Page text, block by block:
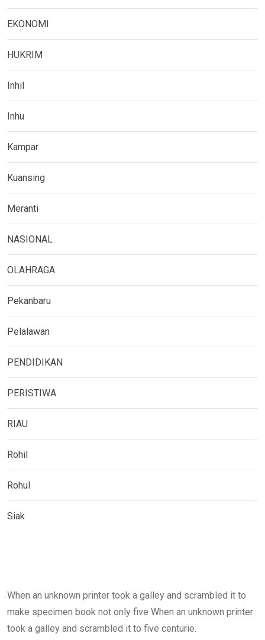
EKONOMI
HUKRIM
Inhil
Inhu
Kampar
Kuansing
Meranti
NASIONAL
OLAHRAGA
Pekanbaru
Pelalawan
PENDIDIKAN
PERISTIWA
RIAU
Rohil
Rohul
Siak
When an unknown printer took a galley and scrambled it to
make specimen book not only five When an unknown printer
took a galley and scrambled it to five centurie.